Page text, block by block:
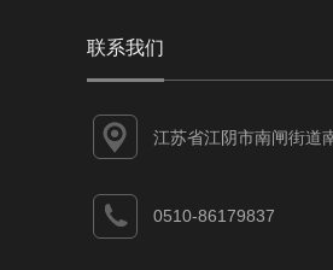
联系我们
江苏省江阴市南闸街道
0510-86179837